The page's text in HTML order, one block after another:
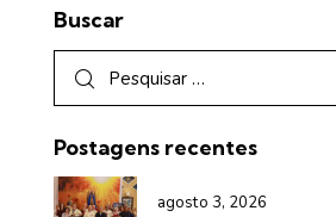
Buscar
Postagens recentes
agosto 3, 2026